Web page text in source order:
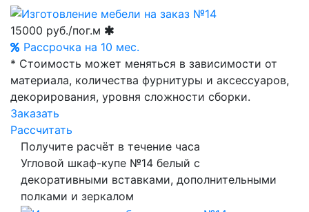
15000 руб./пог.м
Рассрочка на 10 мес.
* Стоимость может меняться в зависимости от
материала, количества фурнитуры и аксессуаров,
декорирования, уровня сложности сборки.
Заказать
Рассчитать
Получите расчёт в течение часа
Угловой шкаф-купе №14 белый с
декоративными вставками, дополнительными
полками и зеркалом